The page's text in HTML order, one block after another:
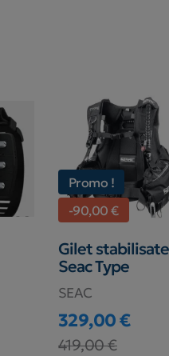
Promo !
-90,00 €
Gilet
Seac Type
SEAC
Prix
329,00 €
Prix de base
419,00 €